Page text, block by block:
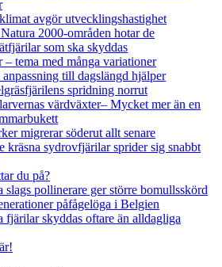
avgör utvecklingshastighet
2000-områden hotar de
som ska skyddas
– tema med många variationer
anpassning till dagslängd hjälper
spridning norrut
värdväxter– Mycket mer än en
migrerar söderut allt senare
kräsna sydrovfjärilar sprider sig snabbt
du på?
slags pollinerare ger större bomullsskörd
påfågelöga i Belgien
fjärilar skyddas oftare än alldagliga